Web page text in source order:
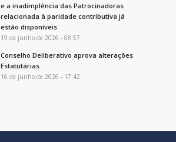
e a inadimplência das Patrocinadoras
relacionada à paridade contributiva já
estão disponíveis
19 de junho de 2026 - 08:57
Conselho Deliberativo aprova alterações
Estatutárias
16 de junho de 2026 - 17:42